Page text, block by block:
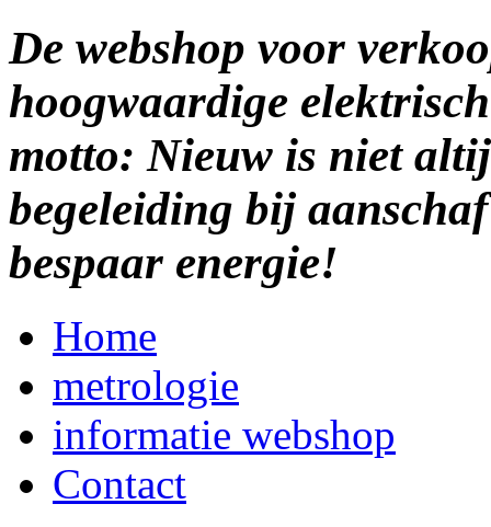
De webshop voor
hoogwaardige
motto: Nieuw is niet
begeleiding bij
bespaar energie!
Home
metrologie
informatie webshop
Contact